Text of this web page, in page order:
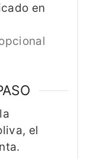
en
el